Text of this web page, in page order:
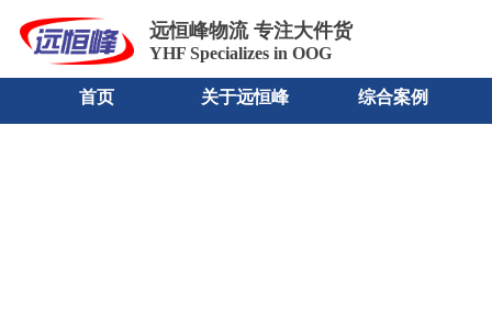
远恒峰物流 专注大件货
首页 关于远恒峰 综合案例
YHF Specializes in OOG